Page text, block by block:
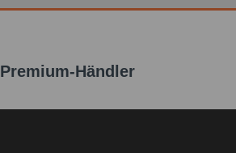
Premium-Händler